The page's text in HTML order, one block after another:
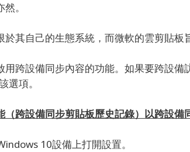
。
其自己的生態系統，而微軟的雲剪貼板
跨設備同步內容的功能。 如果要跨設備
選項。
跨設備同步剪貼板歷史記錄）以跨設備
10設備上打開設置。